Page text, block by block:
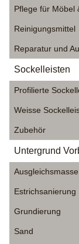
Pflege für Möbel
Reinigungsmittel
Reparatur und
Sockelleisten
Profilierte
Weisse
Zubehör
Untergrund
Ausgleichsmasse
Estrichsanierung
Grundierung
Sand